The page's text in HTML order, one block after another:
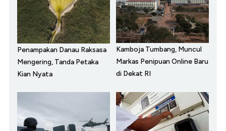
Penampakan Danau Raksasa
Mengering, Tanda Petaka
Kian Nyata
Kamboja Tumbang, Muncul
Markas Penipuan Online Baru
di Dekat RI